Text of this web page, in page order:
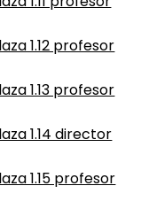
1.12 profesor
1.13 profesor
1.14 director
1.15 profesor